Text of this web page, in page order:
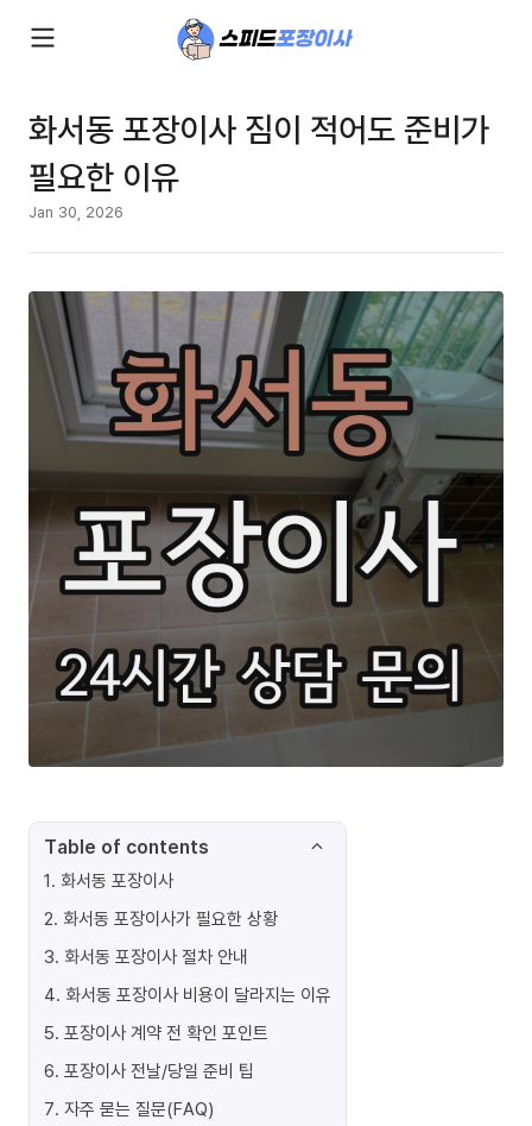
화서동 포장이사 짐이 적어도 준비가
필요한 이유
Jan 30, 2026
Table of contents
1. 화서동 포장이사
2. 화서동 포장이사가 필요한 상황
3. 화서동 포장이사 절차 안내
4. 화서동 포장이사 비용이 달라지는 이유
5. 포장이사 계약 전 확인 포인트
6. 포장이사 전날/당일 준비 팁
7. 자주 묻는 질문(FAQ)